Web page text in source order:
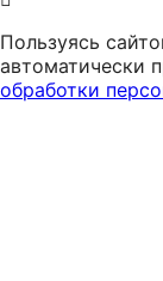
Пользуясь
автоматически
обработки